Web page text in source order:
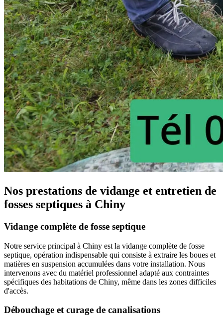
Nos prestations de vidange et entretien de
fosses septiques à Chiny
Vidange complète de fosse septique
Notre service principal à Chiny est la vidange complète de fosse
septique, opération indispensable qui consiste à extraire les boues et
matières en suspension accumulées dans votre installation. Nous
intervenons avec du matériel professionnel adapté aux contraintes
spécifiques des habitations de Chiny, même dans les zones difficiles
d'accès.
Débouchage et curage de canalisations